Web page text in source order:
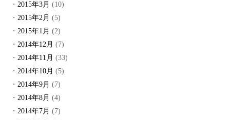
2015年3月 (10)
2015年2月 (5)
2015年1月 (2)
2014年12月 (7)
2014年11月 (33)
2014年10月 (5)
2014年9月 (7)
2014年8月 (4)
2014年7月 (7)